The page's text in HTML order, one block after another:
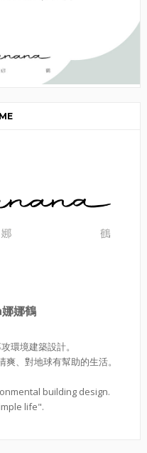
娜鶴
環境建築設計。
、對地球有幫助的生活。
building design.
life".